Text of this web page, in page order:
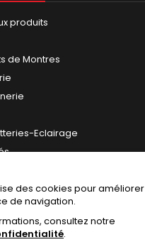
produits
de Montres
Eclairage
des cookies pour améliorer
de navigation.
consultez notre
.
D'INFORMATIONS